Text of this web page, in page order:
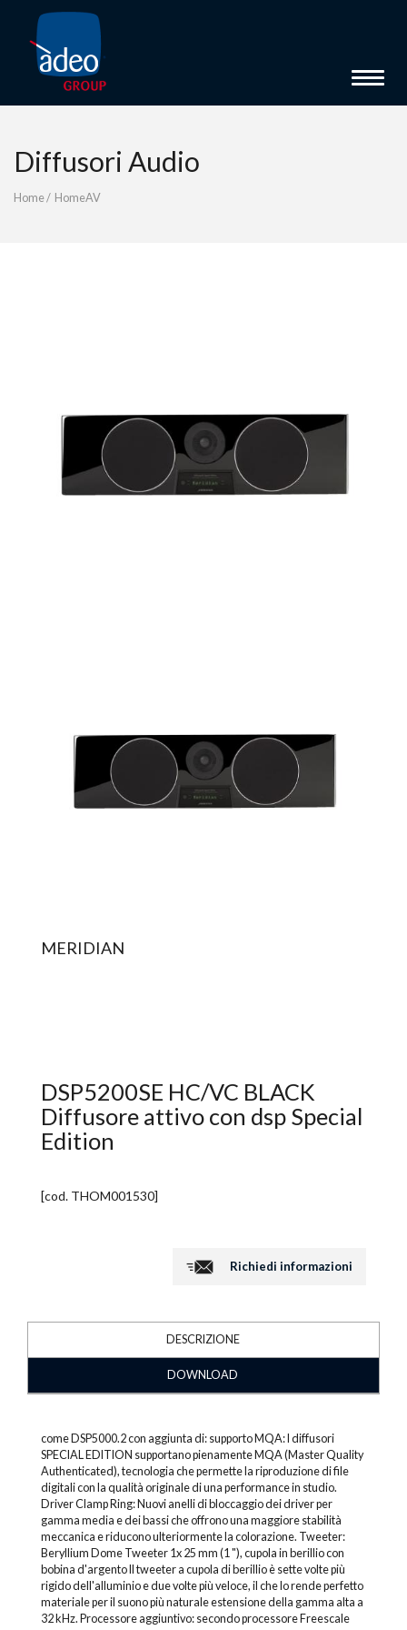
Toggle
Diffusori Audio
Home/ HomeAV
MERIDIAN
DSP5200SE HC/VC BLACK
Diffusore attivo con dsp Special
Edition
[cod. THOM001530]
Richiedi informazioni
DESCRIZIONE
DOWNLOAD
come DSP5000.2 con aggiunta di: supporto MQA: I diffusori
SPECIAL EDITION supportano pienamente MQA (Master Quality
Authenticated), tecnologia che permette la riproduzione di file
digitali con la qualità originale di una performance in studio.
Driver Clamp Ring: Nuovi anelli di bloccaggio dei driver per
gamma media e dei bassi che offrono una maggiore stabilità
meccanica e riducono ulteriormente la colorazione. Tweeter:
Beryllium Dome Tweeter 1x 25 mm (1 "), cupola in berillio con
bobina d'argento Il tweeter a cupola di berillio è sette volte più
rigido dell'alluminio e due volte più veloce, il che lo rende perfetto
materiale per il suono più naturale estensione della gamma alta a
32 kHz. Processore aggiuntivo: secondo processore Freescale